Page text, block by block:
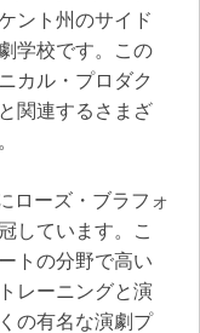
ント州のサイド
学校です。この
カル・プロダク
関連するさまざ
ローズ・ブラフォ
しています。こ
トの分野で高い
レーニングと演
の有名な演劇プ